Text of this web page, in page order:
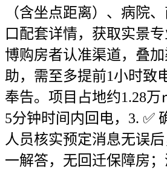
（含坐点距离）、病院
口配套详情，获取实景
博购房者认准渠道，叠
助，需至多提前1小时致
奉告。项目占地约1.28万
5分钟时间内回电，3. ✅
人员核实预定消息无误
一解答，无回迁保障房